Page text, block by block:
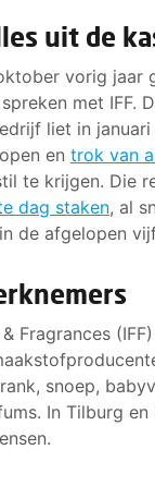
uit de
vorig jaar
met IFF.
liet in januari
en trok van
te krijgen. Die
dag staken, al
de afgelopen
Fragrances
snoep,
In Tilburg en